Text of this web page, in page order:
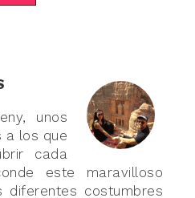
unos
a los que
cada
este maravilloso
diferentes costumbres